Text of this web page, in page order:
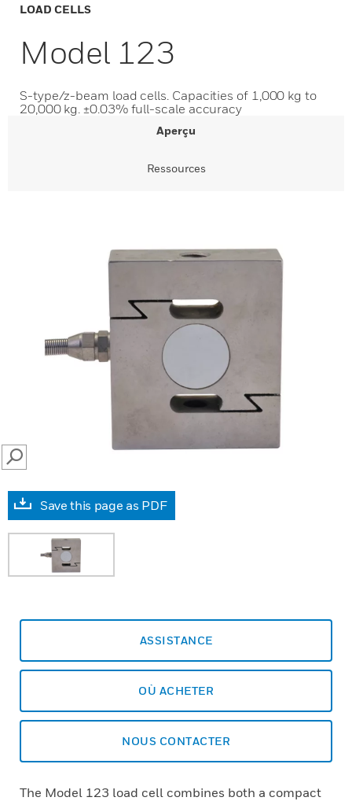
LOAD CELLS
Model 123
S-type/z-beam load cells. Capacities of 1,000 kg to
20,000 kg. ±0.03% full-scale accuracy
Aperçu
Ressources
SEARCH
Save this page as PDF
ASSISTANCE
OÙ ACHETER
NOUS CONTACTER
The Model 123 load cell combines both a compact